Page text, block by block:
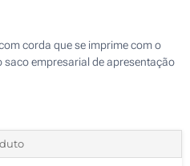
corda que se imprime com o
empresarial de apresentação